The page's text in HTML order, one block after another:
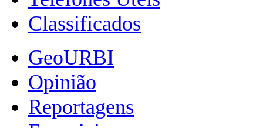
Classificados
GeoURBI
Opinião
Reportagens